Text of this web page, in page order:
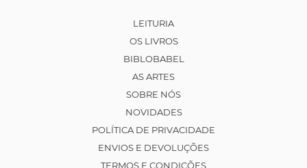
LEITURIA
OS LIVROS
BIBLOBABEL
AS ARTES
SOBRE NÓS
NOVIDADES
POLÍTICA DE PRIVACIDADE
ENVIOS E DEVOLUÇÕES
TERMOS E CONDIÇÕES